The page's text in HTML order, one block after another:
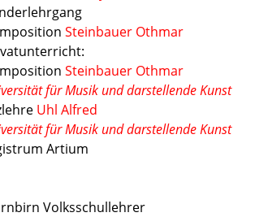
Steinbauer Othmar
Steinbauer Othmar
für Musik und darstellende Kunst
Uhl Alfred
für Musik und darstellende Kunst
Artium
Volksschullehrer